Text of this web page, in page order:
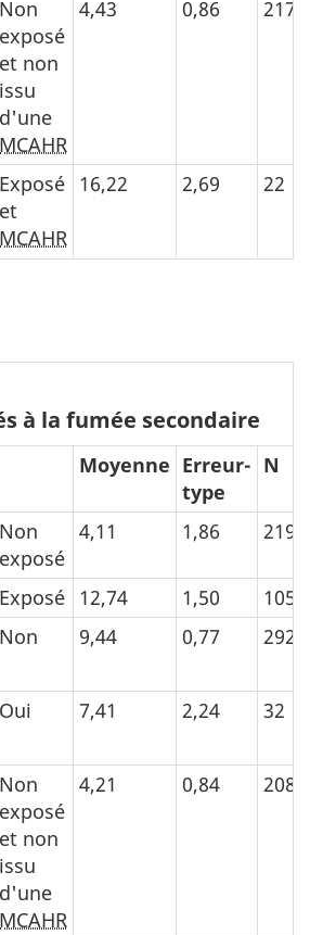
Non
exposé
et non
issu
d'une
MCAHR
4,43 0,86 217
Exposé
et
MCAHR
16,22 2,69 22
à la fumée secondaire
Moyenne Erreur-
type
N
Non
exposé
4,11 1,86 219
Exposé 12,74 1,50
105
Non 9,44 0,77 292
Oui 7,41 2,24 32
Non
exposé
et non
issu
d'une
MCAHR
4,21 0,84 208